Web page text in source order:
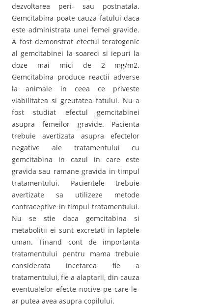
dezvoltarea peri- sau postnatala.
Gemcitabina poate cauza fatului daca
este administrata unei femei gravide.
A fost demonstrat efectul teratogenic
al gemcitabinei la soareci si iepuri la
doze mai mici de 2 mg/m2.
Gemcitabina produce reactii adverse
la animale in ceea ce priveste
viabilitatea si greutatea fatului. Nu a
fost studiat efectul gemcitabinei
asupra femeilor gravide. Pacienta
trebuie avertizata asupra efectelor
negative ale tratamentului cu
gemcitabina in cazul in care este
gravida sau ramane gravida in timpul
tratamentului. Pacientele trebuie
avertizate sa utilizeze metode
contraceptive in timpul tratamentului.
Nu se stie daca gemcitabina si
metabolitii ei sunt excretati in laptele
uman. Tinand cont de importanta
tratamentului pentru mama trebuie
considerata incetarea fie a
tratamentului, fie a alaptarii, din cauza
eventualelor efecte nocive pe care le-
ar putea avea asupra copilului.